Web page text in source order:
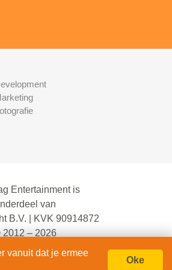
Entertainment is
van
B.V. | KVK 90914872
– 2026
voorbehouden.
vanuit dat je ermee
Oke